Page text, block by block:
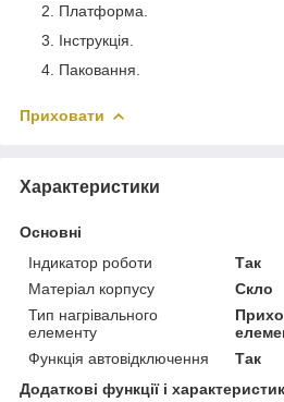
Платформа.
Інструкція.
Паковання.
Приховати
Характеристики
Основні
Індикатор роботи
Так
Матеріал корпусу
Скло
Тип нагрівального
елементу
Функція автовідключення
Так
Додаткові функції і